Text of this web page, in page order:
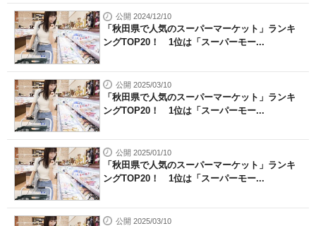
公開 2024/12/10
「秋田県で人気のスーパーマーケット」ランキ
ングTOP20！ 1位は「スーパーモー...
公開 2025/03/10
「秋田県で人気のスーパーマーケット」ランキ
ングTOP20！ 1位は「スーパーモー...
公開 2025/01/10
「秋田県で人気のスーパーマーケット」ランキ
ングTOP20！ 1位は「スーパーモー...
公開 2025/03/10